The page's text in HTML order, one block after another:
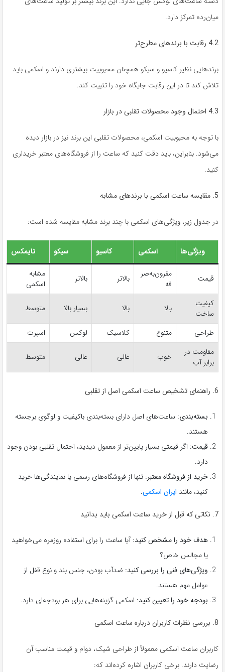
میان‌رده تمرکز دارد.
4.2 رقابت با برندهای مطرح‌تر
برندهایی نظیر کاسیو و سیکو همچنان محبوبیت بیشتری دارند و اسکمی باید
تلاش کند تا در این رقابت جایگاه خود را تثبیت کند.
4.3 احتمال وجود محصولات تقلبی در بازار
با توجه به محبوبیت اسکمی، محصولات تقلبی این برند نیز در بازار دیده
می‌شود. بنابراین، باید دقت کنید که ساعت را از فروشگاه‌های معتبر خریداری
کنید.
5. مقایسه ساعت اسکمی با برندهای مشابه
در جدول زیر، ویژگی‌های اسکمی با چند برند مشابه مقایسه شده است:
ویژگی‌ها اسکمی کاسیو سیکو تایمکس
قیمت
مقرون‌به‌صر
فه
بالاتر بالاتر
مشابه
اسکمی
کیفیت
ساخت
بالا بالا بسیار بالا متوسط
طراحی متنوع کلاسیک لوکس
اسپرت
مقاومت در
برابر آب
خوب عالی عالی متوسط
6. راهنمای تشخیص ساعت اسکمی اصل از تقلبی
بسته‌بندی: ساعت‌های اصل دارای بسته‌بندی باکیفیت و لوگوی برجسته
هستند.
قیمت: اگر قیمتی بسیار پایین‌تر از معمول دیدید، احتمال تقلبی بودن وجود
دارد.
خرید از فروشگاه معتبر: تنها از فروشگاه‌های رسمی یا نمایندگی‌ها خرید
کنید، مانند ایران اسکمی.
7. نکاتی که قبل از خرید ساعت اسکمی باید بدانید
هدف خود را مشخص کنید:آیا ساعت را برای استفاده روزمره می‌خواهید
یا مجالس خاص؟
ویژگی‌های فنی را بررسی کنید: ضدآب بودن، جنس بند و نوع قفل از
عوامل مهم هستند.
بودجه خود را تعیین کنید: اسکمی گزینه‌هایی برای هر بودجه‌ای دارد.
8. بررسی نظرات کاربران درباره ساعت اسکمی
کاربران ساعت اسکمی معمولاً از طراحی شیک، دوام و قیمت مناسب آن
رضایت دارند. برخی کاربران اشاره کرده‌اند که: